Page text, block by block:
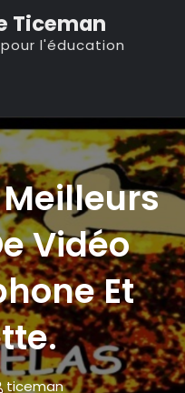
Ticeman
l'éducation
Meilleurs
Vidéo
Et
ticeman